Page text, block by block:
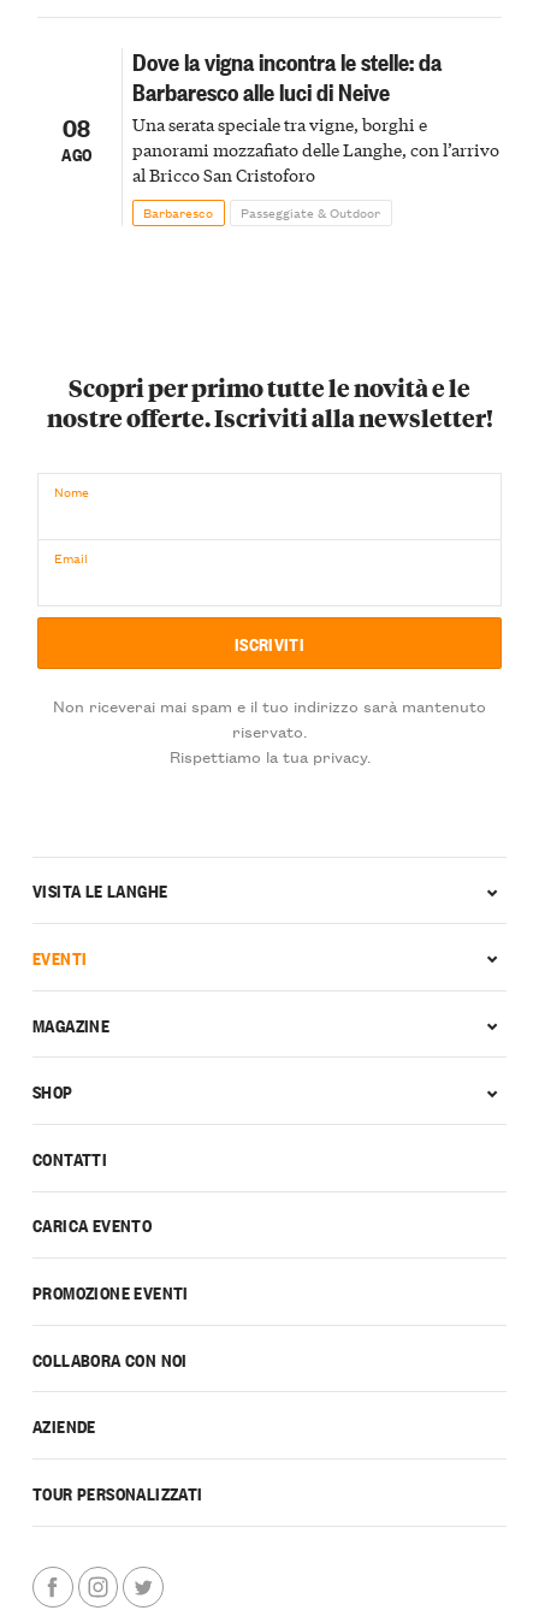
08
AGO
Dove la vigna incontra le stelle: da
Barbaresco alle luci di Neive
Una serata speciale tra vigne, borghi e
panorami mozzafiato delle Langhe, con l’arrivo
al Bricco San Cristoforo
Barbaresco Passeggiate & Outdoor
Scopri per primo tutte le novità e le
nostre offerte. Iscriviti alla newsletter!
Nome
Email
Non riceverai mai spam e il tuo indirizzo sarà mantenuto
riservato.
Rispettiamo la tua privacy.
CONTATTI
CARICA EVENTO
PROMOZIONE EVENTI
COLLABORA CON NOI
AZIENDE
TOUR PERSONALIZZATI
VISITA LE LANGHE
EVENTI
MAGAZINE
SHOP